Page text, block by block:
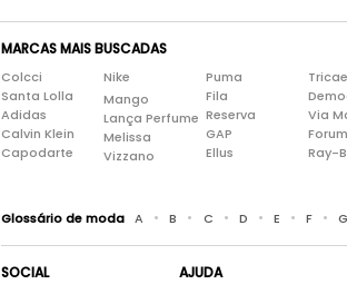
MARCAS MAIS BUSCADAS
Colcci
Santa Lolla
Adidas
Calvin Klein
Capodarte
Nike
Mango
Lança Perfume
Melissa
Vizzano
Puma
Fila
Reserva
GAP
Ellus
Tricae
Via
Forum
Ray-
Glossário de moda A • B • C • D • E • F • G
SOCIAL AJUDA